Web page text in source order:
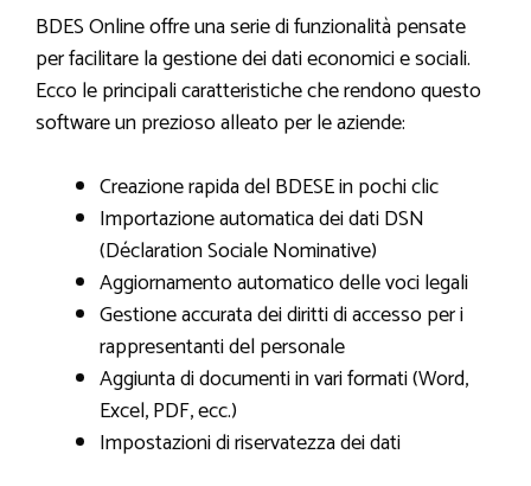
BDES Online offre una serie di funzionalità pensate
per facilitare la gestione dei dati economici e sociali.
Ecco le principali caratteristiche che rendono questo
software un prezioso alleato per le aziende:
Creazione rapida del BDESE in pochi clic
Importazione automatica dei dati DSN
(Déclaration Sociale Nominative)
Aggiornamento automatico delle voci legali
Gestione accurata dei diritti di accesso per i
rappresentanti del personale
Aggiunta di documenti in vari formati (Word,
Excel, PDF, ecc.)
Impostazioni di riservatezza dei dati